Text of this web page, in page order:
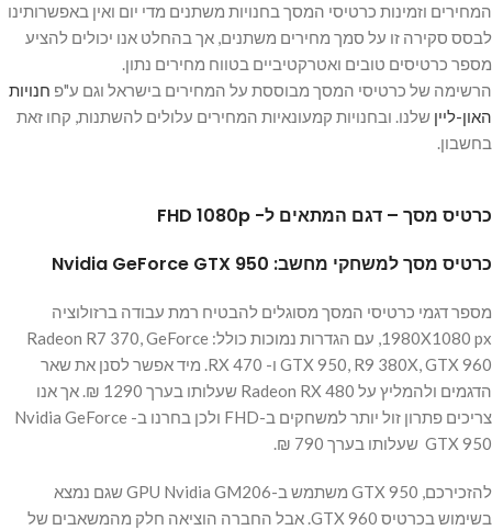
המחירים וזמינות כרטיסי המסך בחנויות משתנים מדי יום ואין באפשרותינו
לבסס סקירה זו על סמך מחירים משתנים, אך בהחלט אנו יכולים להציע
מספר כרטיסים טובים ואטרקטיביים בטווח מחירים נתון.
הרשימה של כרטיסי המסך מבוססת על המחירים בישראל וגם ע"פ חנויות
האון-ליין שלנו. ובחנויות קמעונאיות המחירים עלולים להשתנות, קחו זאת
בחשבון.
כרטיס מסך – דגם המתאים ל- FHD 1080p
כרטיס מסך למשחקי מחשב: Nvidia GeForce GTX 950
מספר דגמי כרטיסי המסך מסוגלים להבטיח רמת עבודה ברזולוציה
1980X1080 px, עם הגדרות נמוכות כולל: Radeon R7 370, GeForce
GTX 950, R9 380X, GTX 960 ו- RX 470. מיד אפשר לסנן את שאר
הדגמים ולהמליץ על Radeon RX 480 שעלותו בערך 1290 ₪. אך אנו
צריכים פתרון זול יותר למשחקים ב-FHD ולכן בחרנו ב- Nvidia GeForce
GTX 950 שעלותו בערך 790 ₪.
להזכירכם, GTX 950 משתמש ב-GPU Nvidia GM206 שגם נמצא
בשימוש בכרטיס GTX 960. אבל החברה הוציאה חלק מהמשאבים של